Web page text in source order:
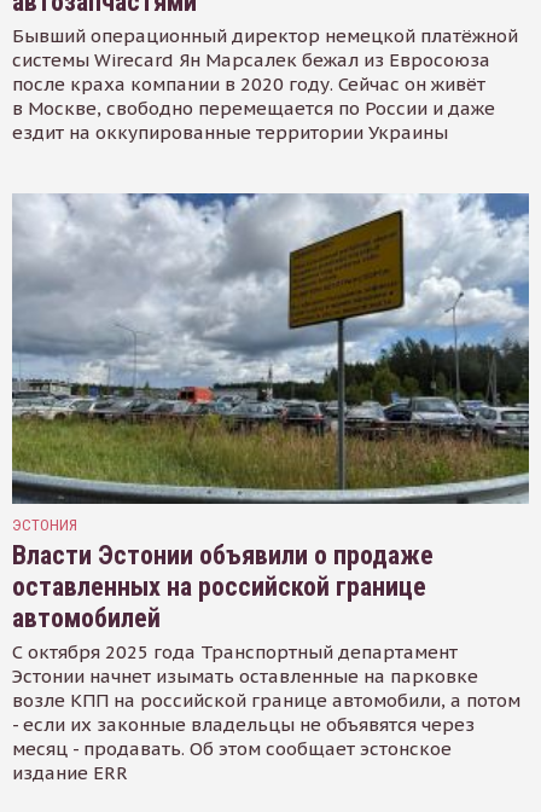
Бывший операционный директор немецкой платёжной
системы Wirecard Ян Марсалек бежал из Евросоюза
после краха компании в 2020 году. Сейчас он живёт
в Москве, свободно перемещается по России и даже
ездит на оккупированные территории Украины
ЭСТОНИЯ
Власти Эстонии объявили о продаже
оставленных на российской границе
автомобилей
С октября 2025 года Транспортный департамент
Эстонии начнет изымать оставленные на парковке
возле КПП на российской границе автомобили, а потом
- если их законные владельцы не объявятся через
месяц - продавать. Об этом сообщает эстонское
издание ERR